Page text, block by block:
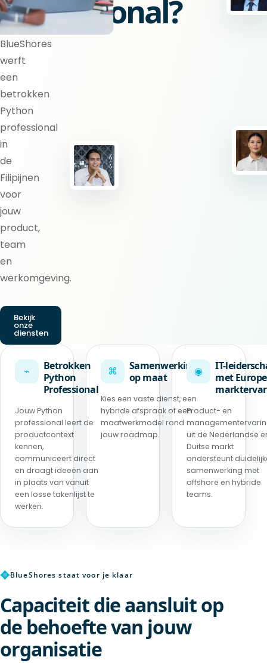
professional?
BlueShores
werft
een
betrokken
Python
professional
in
de
Filipijnen
voor
jouw
product,
team
en
werkomgeving.
Bekijk
onze
diensten
⌁
Betrokken
Python
Professional
Jouw Python
professional leert de
productcontext
kennen,
communiceert direct
en draagt ideeën aan
in plaats van vanuit
een losse takenlijst te
werken.
⌘
Samenwerking
op maat
Kies een vaste dienst, een
hybride afspraak of een
maatwerkmodel rond
jouw roadmap.
◉
IT-
met
Product- en
uit de Nederlandse
Duitse markt
ondersteunt
samenwerking met
offshore en hybride
teams.
✥BlueShores staat voor je klaar
Capaciteit die aansluit op
de behoefte van jouw
organisatie